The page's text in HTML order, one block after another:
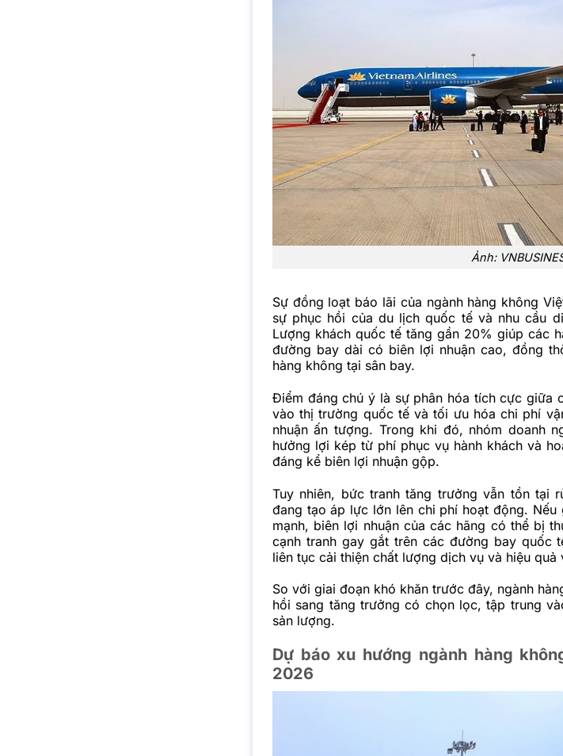
Ảnh:
Sự đồng loạt báo lãi của ngành hàng không
sự phục hồi của du lịch quốc tế và nhu cầu
Lượng khách quốc tế tăng gần 20% giúp các
đường bay dài có biên lợi nhuận cao, đồng
hàng không tại sân bay.
Điểm đáng chú ý là sự phân hóa tích cực giữa
vào thị trường quốc tế và tối ưu hóa chi phí
nhuận ấn tượng. Trong khi đó, nhóm doanh
hưởng lợi kép từ phí phục vụ hành khách và
đáng kể biên lợi nhuận gộp.
Tuy nhiên, bức tranh tăng trưởng vẫn tồn tại
đang tạo áp lực lớn lên chi phí hoạt động.
mạnh, biên lợi nhuận của các hãng có thể bị
cạnh tranh gay gắt trên các đường bay quốc
liên tục cải thiện chất lượng dịch vụ và hiệu quả
So với giai đoạn khó khăn trước đây, ngành
hồi sang tăng trưởng có chọn lọc, tập trung
sản lượng.
Dự báo xu hướng ngành hàng
2026